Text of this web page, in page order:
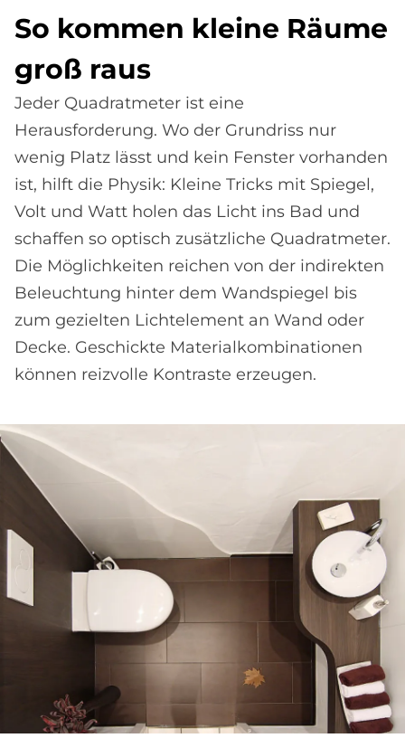
So kom­men klei­ne Räu­me
groß raus
Jeder Quadratmeter ist eine
Herausforderung. Wo der Grundriss nur
wenig Platz lässt und kein Fenster vorhanden
ist, hilft die Physik: Kleine Tricks mit Spiegel,
Volt und Watt holen das Licht ins Bad und
schaffen so optisch zusätzliche Quadrat­meter.
Die Möglichkeiten reichen von der indirekten
Beleuchtung hinter dem Wand­spiegel bis
zum gezielten Licht­element an Wand oder
Decke. Geschickte Material­kombinationen
können reizvolle Kontraste erzeugen.